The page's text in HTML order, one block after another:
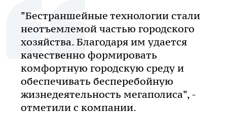
"Бестраншейные технологии стали
неотъемлемой частью городского
хозяйства. Благодаря им удается
качественно формировать
комфортную городскую среду и
обеспечивать бесперебойную
жизнедеятельность мегаполиса", -
отметили с компании.